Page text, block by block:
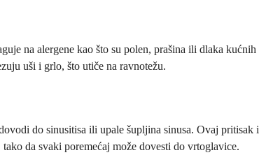
na alergene kao što su polen, prašina ili dlaka
uši i grlo, što utiče na ravnotežu.
do sinusitisa ili upale šupljina sinusa. Ovaj
da svaki poremećaj može dovesti do vrtoglavice.